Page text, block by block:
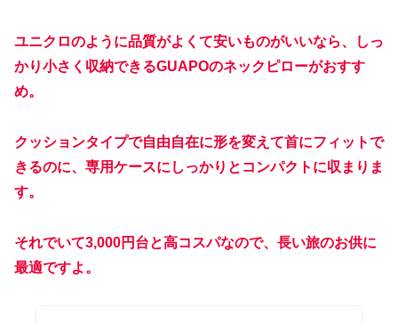
ユニクロのように品質がよくて安いものがいいなら、しっ
かり小さく収納できるGUAPOのネックピローがおすす
め。
クッションタイプで自由自在に形を変えて首にフィットで
きるのに、専用ケースにしっかりとコンパクトに収まりま
す。
それでいて3,000円台と高コスパなので、長い旅のお供に
最適ですよ。